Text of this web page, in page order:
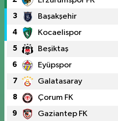
3 Başakşehir
4 Kocaelispor
5 Beşiktaş
6 Eyüpspor
7 Galatasaray
8 Çorum FK
9 Gaziantep FK